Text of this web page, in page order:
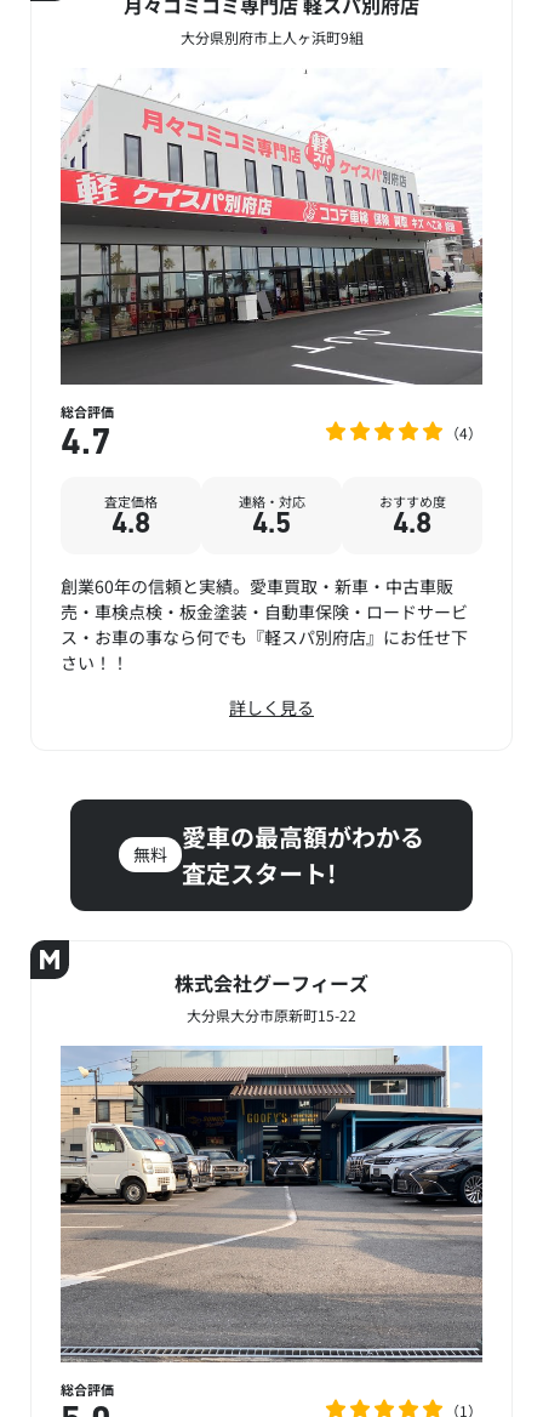
大分県別府市上人ヶ浜町9組
総合評価
4.7 4
査定価格
4.8
連絡・対応
4.5
おすすめ度
4.8
創業60年の信頼と実績。愛車買取・新車・中古車販
売・車検点検・板金塗装・自動車保険・ロードサービ
ス・お車の事なら何でも『軽スパ別府店』にお任せ下
さい！！
詳しく見る
無料
愛車の最高額がわかる
査定スタート!
株式会社グーフィーズ
大分県大分市原新町15-22
総合評価
1